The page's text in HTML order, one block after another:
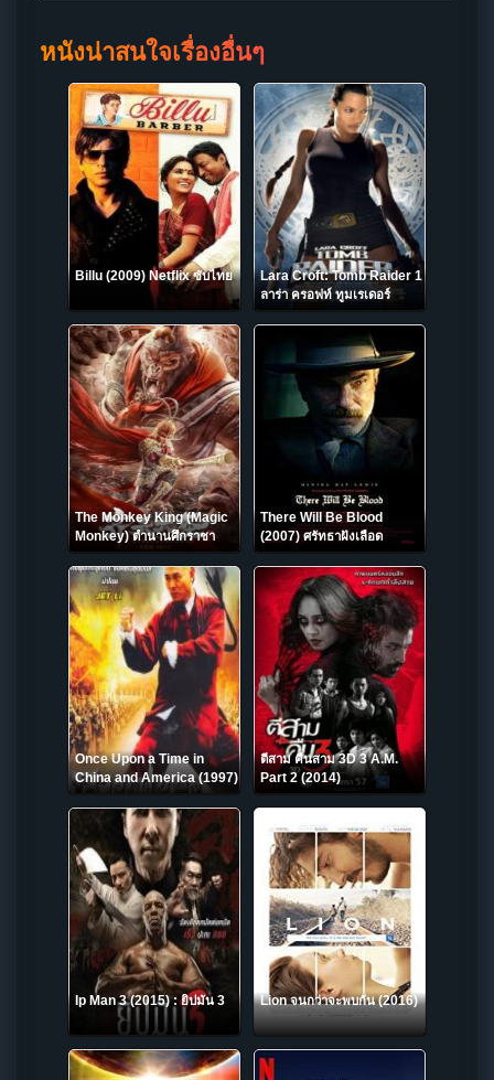
หนังน่าสนใจเรื่องอื่นๆ
Billu (2009) Netflix ซับไทย
Lara Croft: Tomb Raider 1
ลาร่า ครอฟท์ ทูมเรเดอร์
ภาค1 (2001)
The Monkey King (Magic
Monkey) ตำนานศึกราชา
วานร (2022)
There Will Be Blood
(2007) ศรัทธาฝังเลือด
Once Upon a Time in
China and America (1997)
หวงเฟยหง พิชิตตะวันตก
ตีสาม คืนสาม 3D 3 A.M.
Part 2 (2014)
Ip Man 3 (2015) : ยิปมัน 3 Lion จนกว่าจะพบกัน (2016)